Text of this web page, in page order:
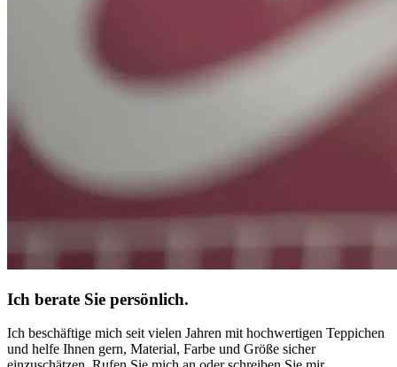
Ich berate Sie persönlich.
Ich beschäftige mich seit vielen Jahren mit hochwertigen Teppichen
und helfe Ihnen gern, Material, Farbe und Größe sicher